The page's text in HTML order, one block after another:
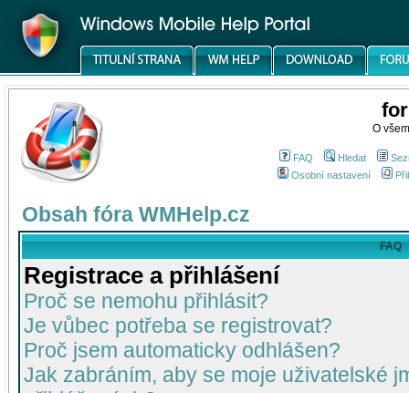
O
FAQ Hledat
Osobní nastavení
Obsah fóra WMHelp.cz
FAQ
Registrace a přihlášení
Proč se nemohu přihlásit?
Je vůbec potřeba se registrovat?
Proč jsem automaticky odhlášen?
Jak zabráním, aby se moje uživatelské